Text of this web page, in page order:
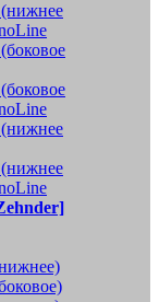
(нижнее
(нижнее
(нижнее